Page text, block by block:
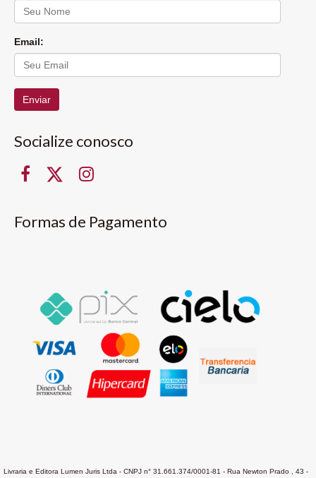
Email:
Enviar
Socialize conosco
Formas de Pagamento
Livraria e Editora Lumen Juris Ltda - CNPJ n° 31.661.374/0001-81 - Rua Newton Prado , 43 -